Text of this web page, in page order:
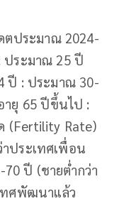
ตประมาณ 2024-
ประมาณ 25 ปี
ปี : ประมาณ 30-
ายุ 65 ปีขึ้นไป :
(Fertility Rate)
ประเทศเพื่อน
ปี (ชายต่ำกว่า
ทศพัฒนาแล้ว